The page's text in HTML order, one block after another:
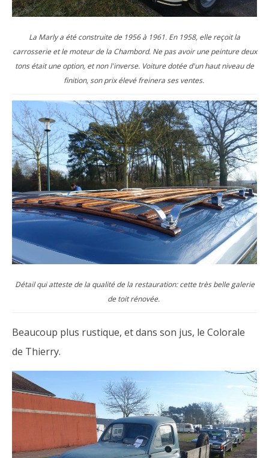
La Marly a été construite de 1956 à 1961. En 1958, elle reçoit la
carrosserie et le moteur de la Chambord. Ne pas avoir une peinture deux
tons était une option, et non l'inverse. Voiture dotée d'un haut niveau de
finition, son prix élevé freinera ses ventes.
Détail qui atteste de la qualité de la restauration: cette très belle galerie
de toit rénovée.
Beaucoup plus rustique, et dans son jus, le Colorale
de Thierry.